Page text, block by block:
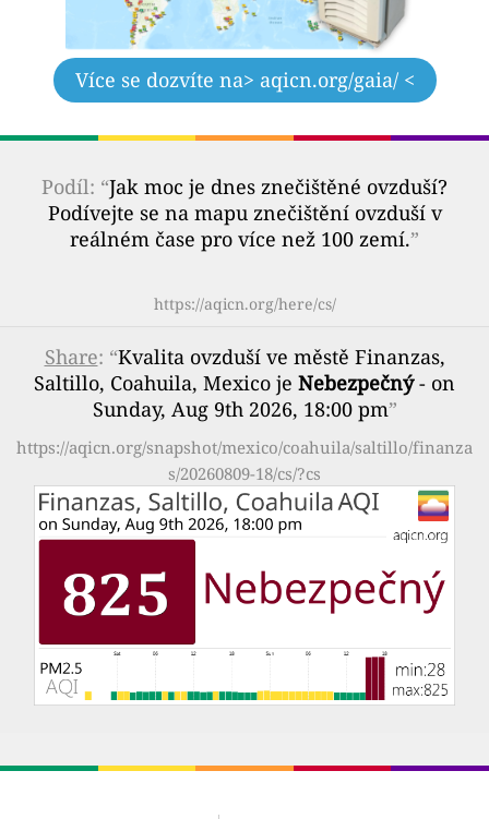
Více se dozvíte na> aqicn.org/gaia/ <
Podíl: “Jak moc je dnes znečištěné ovzduší?
Podívejte se na mapu znečištění ovzduší v
reálném čase pro více než 100 zemí.”
https://aqicn.org/here/cs/
Share: “Kvalita ovzduší ve městě Finanzas,
Saltillo, Coahuila, Mexico je Nebezpečný- on
Sunday, Aug 9th 2026, 18:00 pm”
https://aqicn.org/snapshot/mexico/coahuila/saltillo/finanza
s/20260809-18/cs/?cs